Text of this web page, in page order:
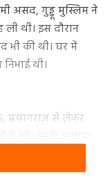
असद, गुड्डू मुस्लिम ने
थी। इस दौरान
भी की थी। घर में
थी।
से लेकर
थी। जांच में
के लिए दिल्ली में